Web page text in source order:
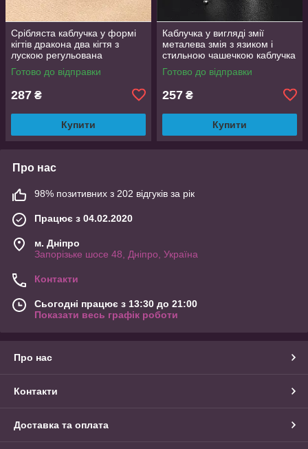
Срібляста каблучка у формі
кігтів дракона два кігтя з
лускою регульована
DragonClaw001
Готово до відправки
287 ₴
Купити
Каблучка у вигляді змії
металева змія з язиком і
стильною чашечкою каблучка
влада розмір регульований
Готово до відправки
257 ₴
Купити
Про нас
98% позитивних з 202 відгуків за рік
Працює з 04.02.2020
м. Дніпро
Запорізьке шосе 48, Дніпро, Україна
Контакти
Сьогодні працює з 13:30 до 21:00
Показати весь графік роботи
Про нас
Контакти
Доставка та оплата